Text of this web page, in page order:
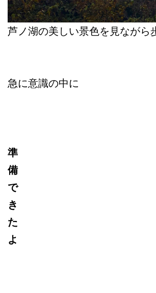
芦ノ湖の美しい景色を見ながら
急に意識の中に
準
備
で
き
た
よ